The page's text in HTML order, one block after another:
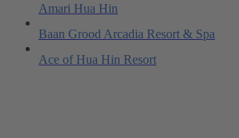
Amari Hua Hin
Baan Grood Arcadia Resort & Spa
Ace of Hua Hin Resort